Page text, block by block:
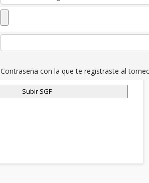
Contraseña con la que te registraste al